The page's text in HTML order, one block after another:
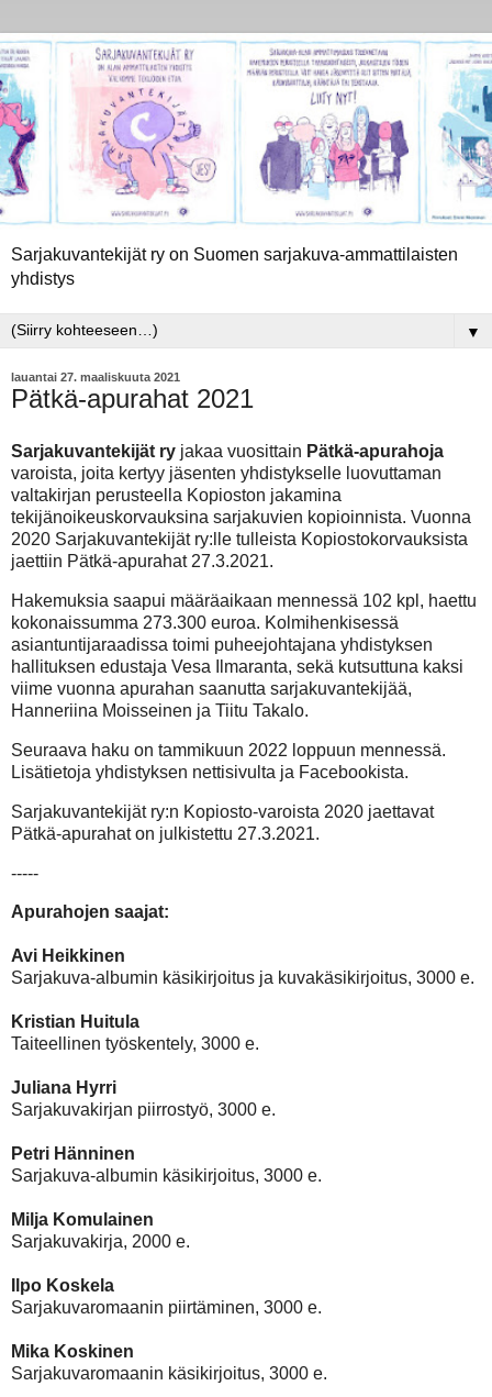
Sarjakuvantekijät ry on Suomen sarjakuva-ammattilaisten
yhdistys
▼
lauantai 27. maaliskuuta 2021
Pätkä-apurahat 2021
Sarjakuvantekijät ry jakaa vuosittain Pätkä-apurahoja
varoista, joita kertyy jäsenten yhdistykselle luovuttaman
valtakirjan perusteella Kopioston jakamina
tekijänoikeuskorvauksina sarjakuvien kopioinnista. Vuonna
2020 Sarjakuvantekijät ry:lle tulleista Kopiostokorvauksista
jaettiin Pätkä-apurahat 27.3.2021.
Hakemuksia saapui määräaikaan mennessä 102 kpl, haettu
kokonaissumma 273.300 euroa. Kolmihenkisessä
asiantuntijaraadissa toimi puheejohtajana yhdistyksen
hallituksen edustaja Vesa Ilmaranta, sekä kutsuttuna kaksi
viime vuonna apurahan saanutta sarjakuvantekijää,
Hanneriina Moisseinen ja Tiitu Takalo.
Seuraava haku on tammikuun 2022 loppuun mennessä.
Lisätietoja yhdistyksen nettisivulta ja Facebookista.
Sarjakuvantekijät ry:n Kopiosto-varoista 2020 jaettavat
Pätkä-apurahat on julkistettu 27.3.2021.
-----
Apurahojen saajat:
Avi Heikkinen
Sarjakuva-albumin käsikirjoitus ja kuvakäsikirjoitus, 3000 e.
Kristian Huitula
Taiteellinen työskentely, 3000 e.
Juliana Hyrri
Sarjakuvakirjan piirrostyö, 3000 e.
Petri Hänninen
Sarjakuva-albumin käsikirjoitus, 3000 e.
Milja Komulainen
Sarjakuvakirja, 2000 e.
Ilpo Koskela
Sarjakuvaromaanin piirtäminen, 3000 e.
Mika Koskinen
Sarjakuvaromaanin käsikirjoitus, 3000 e.